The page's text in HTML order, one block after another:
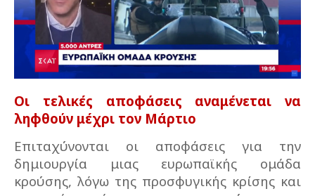
Οι τελικές αποφάσεις αναμένεται να
ληφθούν μέχρι τον Μάρτιο
Επιταχύνονται οι αποφάσεις για την
δημιουργία μιας ευρωπαϊκής ομάδα
κρούσης, λόγω της προσφυγικής κρίσης και